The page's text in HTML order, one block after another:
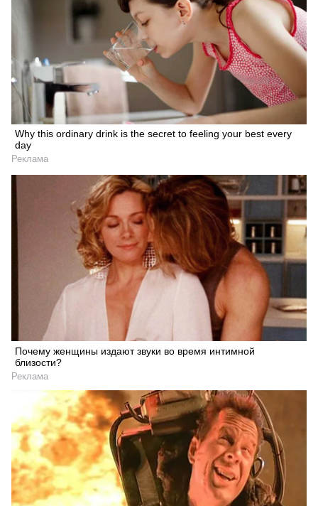
Why this ordinary drink is the secret to feeling your best every
day
Реклама
Почему женщины издают звуки во время интимной
близости?
Реклама